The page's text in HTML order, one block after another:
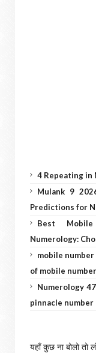
4 Repeating in
Mulank 9
Predictions for
Best
Numerology:
mobile
of mobile
Numerology
pinnacle number
यहाँ कुछ ना बोलो